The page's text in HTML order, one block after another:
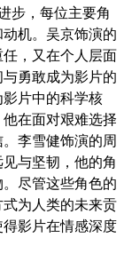
步，每位主要角
机。吴京饰演的
，又在个人层面
勇敢成为影片的
片中的科学核
在面对艰难选择
李雪健饰演的周
与坚韧，他的角
尽管这些角色的
为人类的未来贡
影片在情感深度